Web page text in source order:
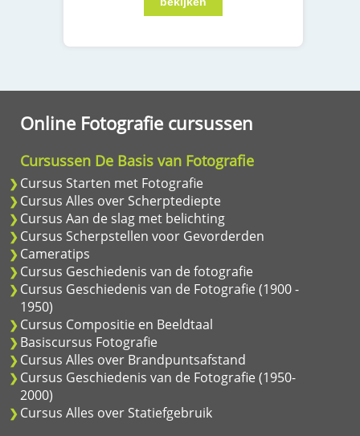
Online Fotografie cursussen
Cursussen De Basis van Fotografie
Cursus Starten met Fotografie
Cursus Alles over Scherptediepte
Cursus Aan de slag met belichting
Cursus Scherpstellen voor Gevorderden
Cameratips
Cursus Geschiedenis van de fotografie
Cursus Geschiedenis van de Fotografie (1900 -
1950)
Cursus Compositie en Beeldtaal
Basiscursus Fotografie
Cursus Alles over Brandpuntsafstand
Cursus Geschiedenis van de Fotografie (1950-
2000)
Cursus Alles over Statiefgebruik